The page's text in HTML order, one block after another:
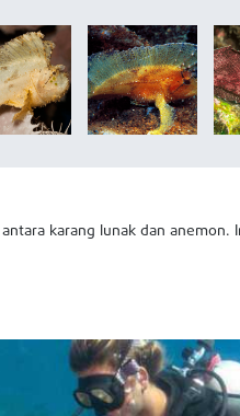
karang lunak dan